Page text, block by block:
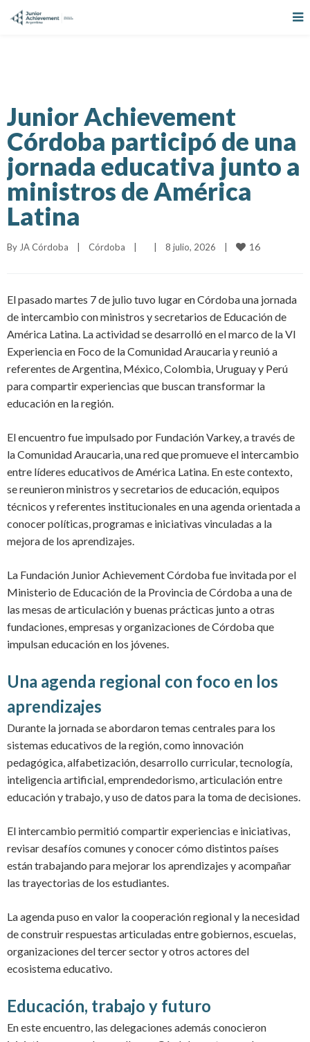
Junior Achievement
Córdoba participó de una
jornada educativa junto a
ministros de América
Latina
By JA Córdoba Córdoba 8 julio, 2026 16
El pasado martes 7 de julio tuvo lugar en Córdoba una jornada
de intercambio con ministros y secretarios de Educación de
América Latina. La actividad se desarrolló en el marco de la VI
Experiencia en Foco de la Comunidad Araucaria y reunió a
referentes de Argentina, México, Colombia, Uruguay y Perú
para compartir experiencias que buscan transformar la
educación en la región.
El encuentro fue impulsado por Fundación Varkey, a través de
la Comunidad Araucaria, una red que promueve el intercambio
entre líderes educativos de América Latina. En este contexto,
se reunieron ministros y secretarios de educación, equipos
técnicos y referentes institucionales en una agenda orientada a
conocer políticas, programas e iniciativas vinculadas a la
mejora de los aprendizajes.
La Fundación Junior Achievement Córdoba fue invitada por el
Ministerio de Educación de la Provincia de Córdoba a una de
las mesas de articulación y buenas prácticas junto a otras
fundaciones, empresas y organizaciones de Córdoba que
impulsan educación en los jóvenes.
Una agenda regional con foco en los
aprendizajes
Durante la jornada se abordaron temas centrales para los
sistemas educativos de la región, como innovación
pedagógica, alfabetización, desarrollo curricular, tecnología,
inteligencia artificial, emprendedorismo, articulación entre
educación y trabajo, y uso de datos para la toma de decisiones.
El intercambio permitió compartir experiencias e iniciativas,
revisar desafíos comunes y conocer cómo distintos países
están trabajando para mejorar los aprendizajes y acompañar
las trayectorias de los estudiantes.
La agenda puso en valor la cooperación regional y la necesidad
de construir respuestas articuladas entre gobiernos, escuelas,
organizaciones del tercer sector y otros actores del
ecosistema educativo.
Educación, trabajo y futuro
En este encuentro, las delegaciones además conocieron